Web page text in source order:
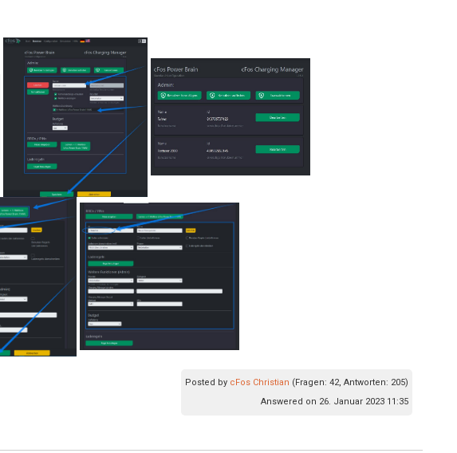
Posted by cFos Christian (Fragen: 42, Antworten: 205)
Answered on 26. Januar 2023 11:35